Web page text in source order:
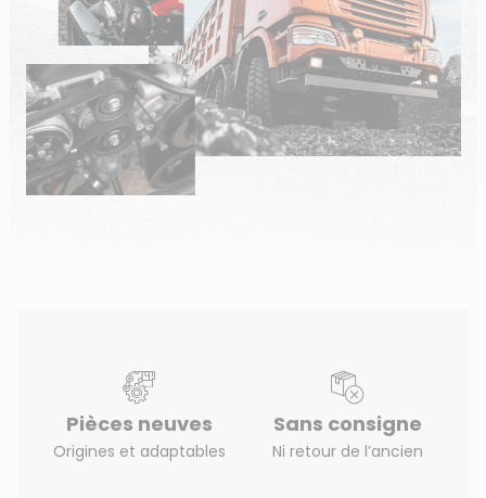
Pièces neuves
Origines et adaptables
Sans consigne
Ni retour de l’ancien